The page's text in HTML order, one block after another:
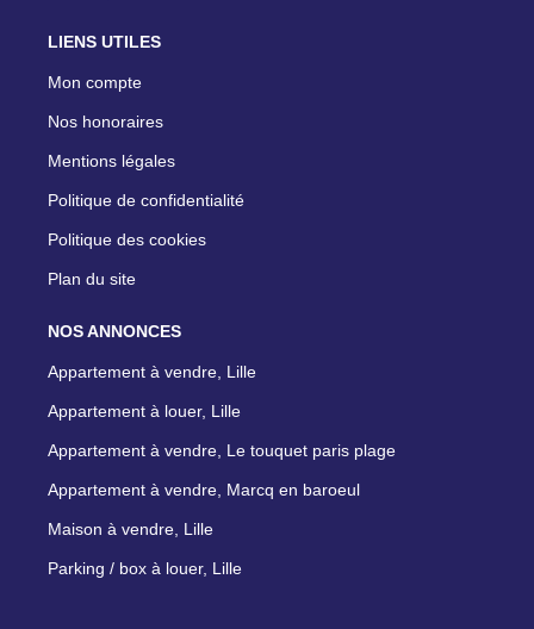
LIENS UTILES
Mon compte
Nos honoraires
Mentions légales
Politique de confidentialité
Politique des cookies
Plan du site
NOS ANNONCES
Appartement à vendre, Lille
Appartement à louer, Lille
Appartement à vendre, Le touquet paris plage
Appartement à vendre, Marcq en baroeul
Maison à vendre, Lille
Parking / box à louer, Lille